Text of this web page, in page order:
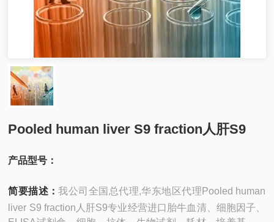
Pooled human liver S9 fraction人肝S9
产品型号：
简要描述：我公司全国总代理,华东地区代理Pooled human
liver S9 fraction人肝S9专业经营进口胎牛血清、细胞因子、